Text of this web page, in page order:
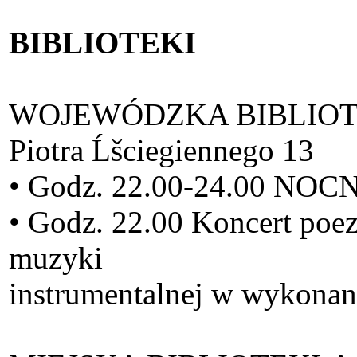
BIBLIOTEKI
WOJEWÓDZKA
Piotra Ĺšciegiennego 13
• Godz. 22.00-24.00
• Godz. 22.00 Koncert
muzyki
instrumentalnej w